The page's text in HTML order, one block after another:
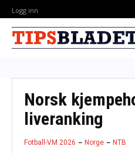
Logg inn
Norsk
liveranking
Fotball-VM 2026 Norge NTB